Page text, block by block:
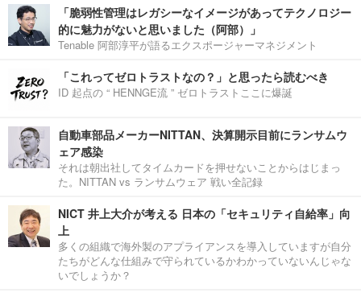
「脆弱性管理はレガシーなイメージがあってテクノロジー
的に魅力がないと思いました（阿部）」
Tenable 阿部淳平が語るエクスポージャーマネジメント
「これってゼロトラストなの？」と思ったら読むべき
ID 起点の “ HENNGE流 ” ゼロトラストここに爆誕
自動車部品メーカーNITTAN、決算開示目前にランサムウ
ェア感染
それは朝出社してタイムカードを押せないことからはじまっ
た。NITTAN vs ランサムウェア 戦い全記録
NICT 井上大介が考える 日本の「セキュリティ自給率」向
上
多くの組織で海外製のアプライアンスを導入していますが自分
たちがどんな仕組みで守られているかわかっていないんじゃな
いでしょうか？